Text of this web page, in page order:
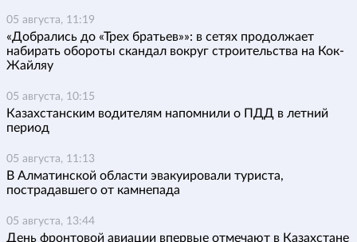
05 августа, 11:19
«Добрались до «Трех братьев»»: в сетях продолжает
набирать обороты скандал вокруг строительства на Кок-
Жайляу
05 августа, 10:15
Казахстанским водителям напомнили о ПДД в летний
период
05 августа, 11:13
В Алматинской области эвакуировали туриста,
пострадавшего от камнепада
05 августа, 13:44
День фронтовой авиации впервые отмечают в Казахстане